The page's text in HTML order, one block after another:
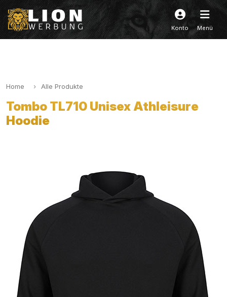
Konto Menü
Home Alle Produkte
Tombo TL710 Unisex Athleisure
Hoodie